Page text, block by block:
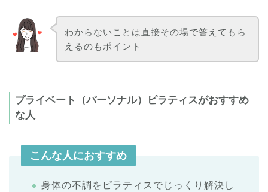
わからないことは直接その場で答えてもら
えるのもポイント
プライベート（パーソナル）ピラティスがおすすめ
な人
こんな人におすすめ
身体の不調をピラティスでじっくり解決し